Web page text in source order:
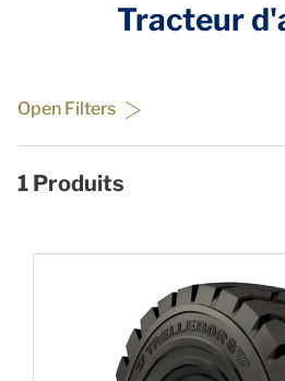
Tracteur
Open Filters
1 Produits